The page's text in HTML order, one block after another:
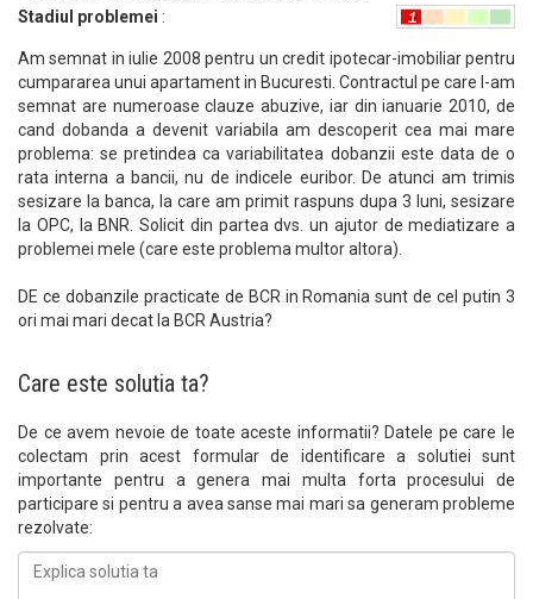
Stadiul problemei :
Am semnat in iulie 2008 pentru un credit ipotecar-imobiliar pentru
cumpararea unui apartament in Bucuresti. Contractul pe care l-am
semnat are numeroase clauze abuzive, iar din ianuarie 2010, de
cand dobanda a devenit variabila am descoperit cea mai mare
problema: se pretindea ca variabilitatea dobanzii este data de o
rata interna a bancii, nu de indicele euribor. De atunci am trimis
sesizare la banca, la care am primit raspuns dupa 3 luni, sesizare
la OPC, la BNR. Solicit din partea dvs. un ajutor de mediatizare a
problemei mele (care este problema multor altora).
DE ce dobanzile practicate de BCR in Romania sunt de cel putin 3
ori mai mari decat la BCR Austria?
Care este solutia ta?
De ce avem nevoie de toate aceste informatii? Datele pe care le
colectam prin acest formular de identificare a solutiei sunt
importante pentru a genera mai multa forta procesului de
participare si pentru a avea sanse mai mari sa generam probleme
rezolvate: